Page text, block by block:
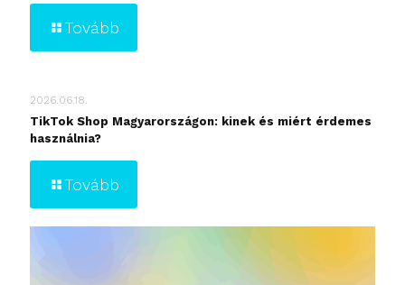
Tovább
2026.06.18.
TikTok Shop Magyarországon: kinek és miért érdemes
használnia?
Tovább